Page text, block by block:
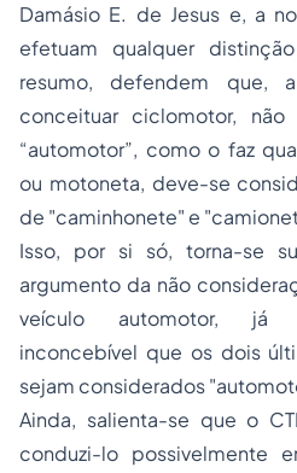
Damásio E. de Jesus e, a
efetuam qualquer
resumo, defendem que,
conceituar ciclomotor,
“automotor”, como o faz
ou motoneta, deve-se
de "caminhonete" e
Isso, por si só, torna-se
argumento da não
veículo automotor, já
inconcebível que os dois
sejam considerados
Ainda, salienta-se que o
conduzi-lo possivelmente